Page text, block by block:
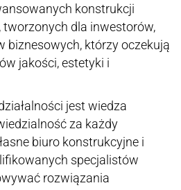
konstrukcji
dla inwestorów,
biznesowych, którzy oczekują
jakości, estetyki i
jest wiedza
za każdy
biuro konstrukcyjne i
specjalistów
rozwiązania